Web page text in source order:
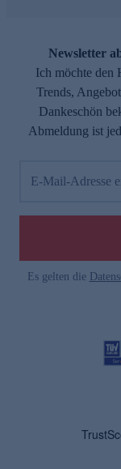
Newsletter
Ich möchte den
Trends,
Dankeschön
Abmeldung ist
E-Mail-Adresse
Es gelten die